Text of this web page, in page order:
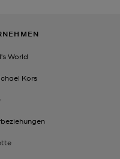
World
Kors